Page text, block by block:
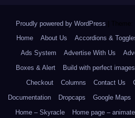
Proudly powered by WordPress Theme:
Home
About Us Accordions &
Ads System
Advertise With Us
Boxes & Alert
Build with perfect
Checkout
Columns Contact Us
Documentation
Dropcaps Google Maps
Home – Skyracle
Home page –